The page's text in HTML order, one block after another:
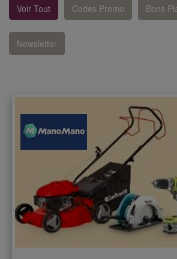
Voir Tout Codes Promo Bons
Newsletter